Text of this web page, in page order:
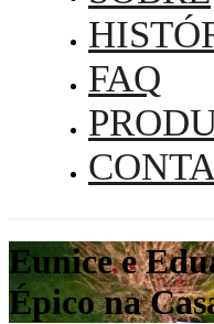
FAQ
Eunice e
Épico na